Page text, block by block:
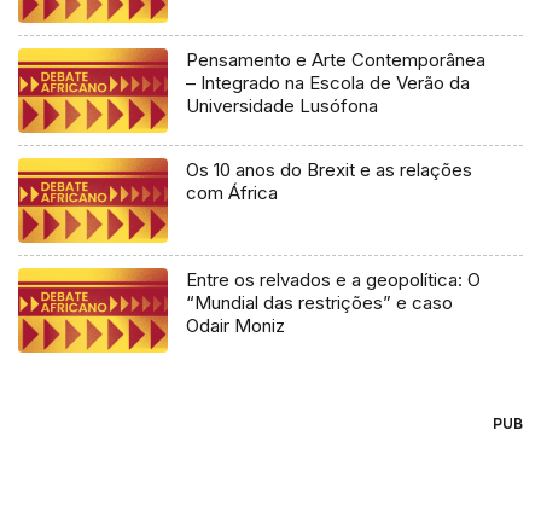
Pensamento e Arte Contemporânea
– Integrado na Escola de Verão da
Universidade Lusófona
Os 10 anos do Brexit e as relações
com África
Entre os relvados e a geopolítica: O
“Mundial das restrições” e caso
Odair Moniz
PUB